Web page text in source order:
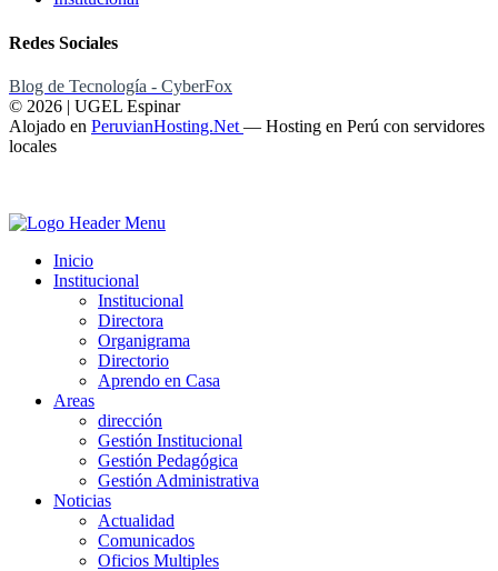
Redes Sociales
Blog de Tecnología - CyberFox
© 2026 | UGEL Espinar
Alojado en PeruvianHosting.Net — Hosting en Perú con servidores
locales
Inicio
Institucional
Institucional
Directora
Organigrama
Directorio
Aprendo en Casa
Areas
dirección
Gestión Institucional
Gestión Pedagógica
Gestión Administrativa
Noticias
Actualidad
Comunicados
Oficios Multiples